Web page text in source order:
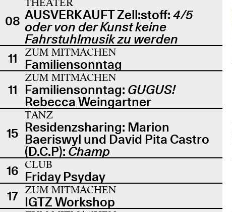
08 AUSVERKAUFT Zell:stoff: 4/5
oder von der Kunst keine
Fahrstuhlmusik zu werden
11
ZUM MITMACHEN
Familiensonntag
11
ZUM MITMACHEN
Familiensonntag: GUGUS!
Rebecca Weingartner
15
TANZ
Residenzsharing: Marion
Baeriswyl und David Pita Castro
(D.C.P): Champ
16 CLUB
Friday Psyday
17 ZUM MITMACHEN
IGTZ Workshop